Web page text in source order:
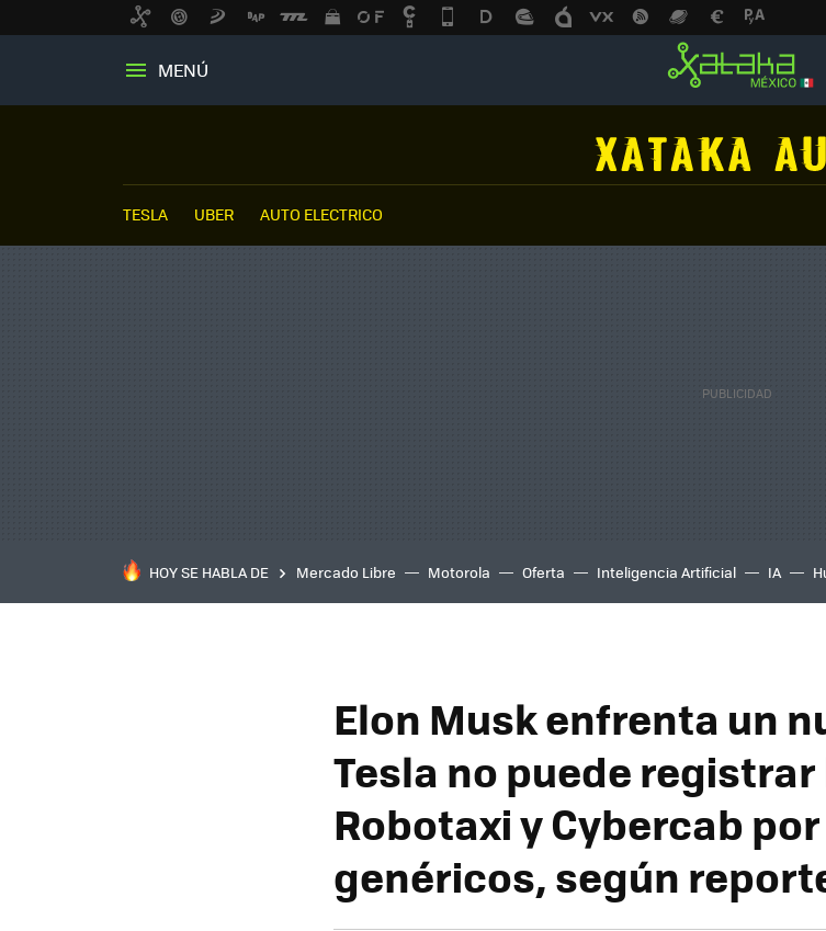
MENÚ
TESLA UBER AUTO ELECTRICO
HOY SE HABLA DE Mercado Libre Motorola Oferta Inteligencia Artificial IA
Elon Musk enfrenta un
Tesla no puede
Robotaxi y Cybercab
genéricos, según